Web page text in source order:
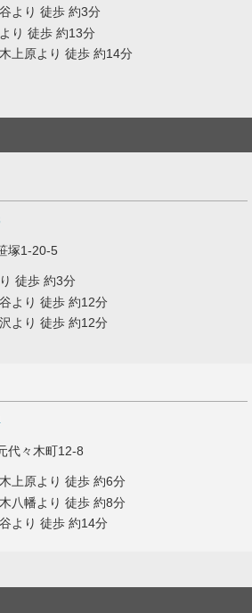
より 徒歩 約3分
り 徒歩 約13分
上原より 徒歩 約14分
塚1-20-5
徒歩 約3分
より 徒歩 約12分
より 徒歩 約12分
代々木町12-8
上原より 徒歩 約6分
八幡より 徒歩 約8分
より 徒歩 約14分